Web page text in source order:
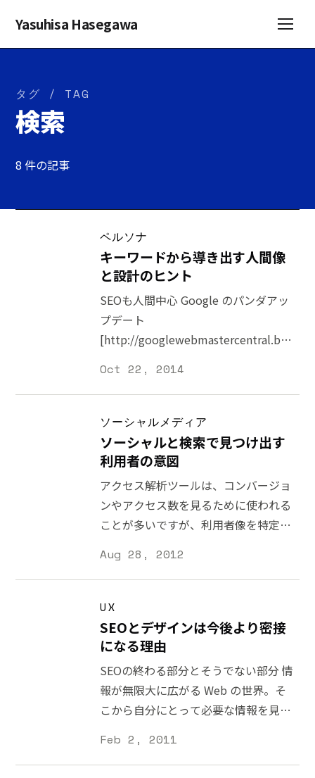
Yasuhisa Hasegawa
タグ / TAG
検索
8 件の記事
ペルソナ
キーワードから導き出す人間像
と設計のヒント
SEOも人間中心 Google のパンダアッ
プデート
[http://
quality.html] では「コンテンツの
質」が順位に大きな影響を与えます。
2011年のリリース以来、コンテンツ
の質を順位に反映させるための改善が
続けられています。SEO を考える上で
今でも正しいマークアップや文書の構
造化は重要ですが、今まで以上に機械
ではなく、人のためにコンテンツをつ
くるという視点が欠かせなくなりま
す。 つまり、人気がでるコンテンツを
作れば良いというわけではなくなるこ
クを上げることができますし、SEO と
しても良いことのように見えます。し
かし、その人気のあるコンテンツが、
自社の製品やサービスとは関係のない
ものだったとしたらどうでしょうか。
パンダアップデートでは、コンテンツ
の質を「信頼できるかどうか」で判断
Oct 22, 2014
ソーシャルメディア
ソーシャルと検索で見つけ出す
利用者の意図
アクセス解析ツールは、コンバージョ
ンやアクセス数を見るために使われる
ことが多いですが、利用者像を特定す
を注視すると、アクセス数を高い順に
並べているだけでは見えてこない利用
者像が隠れていることがあります。 私
のサイトに訪れている利用者が記入し
ているキーワードの中で、CTR が多い
ものを幾つか紹介すると、以下のよう
なものが出てきます（表記されている
数値は CTR です）。 f2p –
ンゲームのビジネスモデルの一種デザ
インガイドライン- 31.43%ガイドライ
Aug 28, 2012
UX
SEOとデザインは今後より密接
になる理由
SEOの終わる部分とそうでない部分 情
報が無限大に広がる Web の世界。そ
こから自分にとって必要な情報を見つ
索エンジンが活躍するわけですが、た
だ Web サイトを作っただけで的確な
Feb 2, 2011